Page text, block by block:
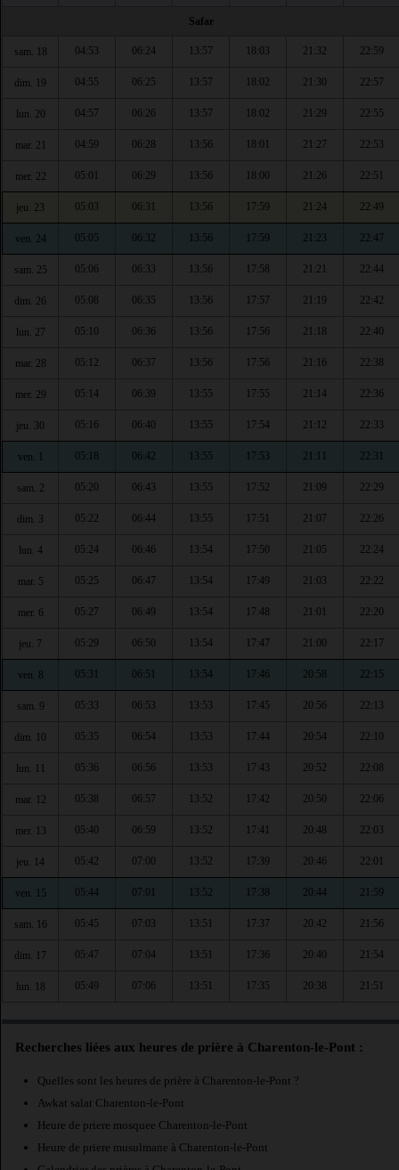
Safar
sam. 18 04:53 06:24 13:57 18:03 21:32 22:59
dim. 19 04:55 06:25 13:57 18:02 21:30 22:57
lun. 20 04:57 06:26 13:57 18:02 21:29 22:55
mar. 21 04:59 06:28 13:56 18:01 21:27 22:53
mer. 22 05:01 06:29 13:56 18:00 21:26 22:51
jeu. 23 05:03 06:31 13:56 17:59 21:24 22:49
ven. 24 05:05 06:32 13:56 17:59 21:23 22:47
sam. 25 05:06 06:33 13:56 17:58 21:21 22:44
dim. 26 05:08 06:35 13:56 17:57 21:19 22:42
lun. 27 05:10 06:36 13:56 17:56 21:18 22:40
mar. 28 05:12 06:37 13:56 17:56 21:16 22:38
mer. 29 05:14 06:39 13:55 17:55 21:14 22:36
jeu. 30 05:16 06:40 13:55 17:54 21:12 22:33
ven. 1 05:18 06:42 13:55 17:53 21:11 22:31
sam. 2 05:20 06:43 13:55 17:52 21:09 22:29
dim. 3 05:22 06:44 13:55 17:51 21:07 22:26
lun. 4 05:24 06:46 13:54 17:50 21:05 22:24
mar. 5 05:25 06:47 13:54 17:49 21:03 22:22
mer. 6 05:27 06:49 13:54 17:48 21:01 22:20
jeu. 7 05:29 06:50 13:54 17:47 21:00 22:17
ven. 8 05:31 06:51 13:54 17:46 20:58 22:15
sam. 9 05:33 06:53 13:53 17:45 20:56 22:13
dim. 10 05:35 06:54 13:53 17:44 20:54 22:10
lun. 11 05:36 06:56 13:53 17:43 20:52 22:08
mar. 12 05:38 06:57 13:52 17:42 20:50 22:06
mer. 13 05:40 06:59 13:52 17:41 20:48 22:03
jeu. 14 05:42 07:00 13:52 17:39 20:46 22:01
ven. 15 05:44 07:01 13:52 17:38 20:44 21:59
sam. 16 05:45 07:03 13:51 17:37 20:42 21:56
dim. 17 05:47 07:04 13:51 17:36 20:40 21:54
lun. 18 05:49 07:06 13:51 17:35 20:38 21:51
Recherches liées aux heures de prière à Charenton-le-Pont :
Quelles sont les heures de prière à Charenton-le-Pont ?
Awkat salat Charenton-le-Pont
Heure de priere mosquee Charenton-le-Pont
Heure de priere musulmane à Charenton-le-Pont